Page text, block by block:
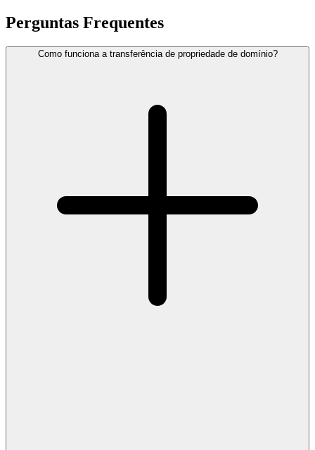
Perguntas Frequentes
Como funciona a transferência de propriedade de domínio?